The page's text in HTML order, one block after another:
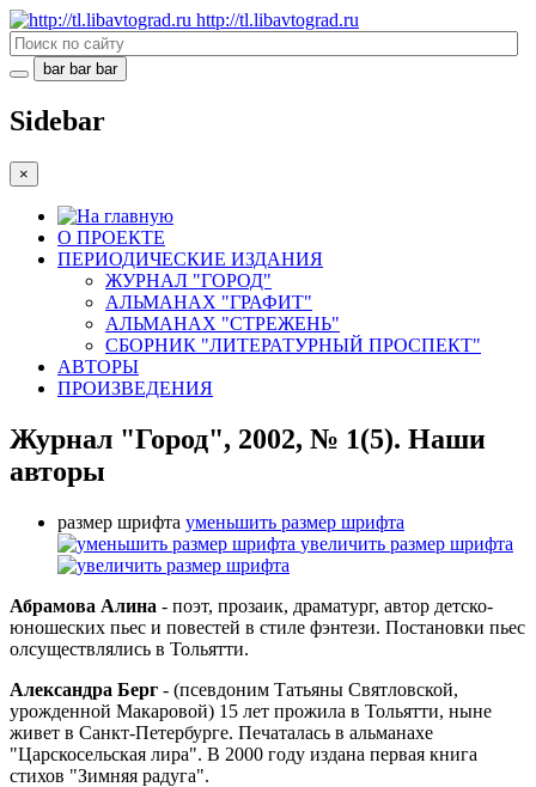
http://tl.libavtograd.ru
bar bar bar
Sidebar
×
О ПРОЕКТЕ
ПЕРИОДИЧЕСКИЕ ИЗДАНИЯ
ЖУРНАЛ "ГОРОД"
АЛЬМАНАХ "ГРАФИТ"
АЛЬМАНАХ "СТРЕЖЕНЬ"
СБОРНИК "ЛИТЕРАТУРНЫЙ ПРОСПЕКТ"
АВТОРЫ
ПРОИЗВЕДЕНИЯ
Журнал "Город", 2002, № 1(5). Наши
авторы
размер шрифта уменьшить размер шрифта
увеличить размер шрифта
Абрамова Алина - поэт, прозаик, драматург, автор детско-
юношеских пьес и повестей в стиле фэнтези. Постановки пьес
олсуществлялись в Тольятти.
Александра Берг - (псевдоним Татьяны Святловской,
урожденной Макаровой) 15 лет прожила в Тольятти, ныне
живет в Санкт-Петербурге. Печаталась в альманахе
"Царскосельская лира". В 2000 году издана первая книга
стихов "Зимняя радуга".